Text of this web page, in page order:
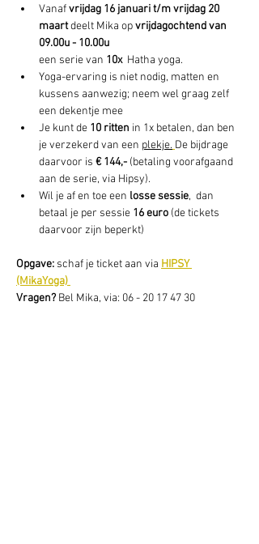
Vanaf vrijdag 16 januari t/m vrijdag 20
maart deelt Mika op vrijdagochtend van
09.00u - 10.00u
een serie van 10x Hatha yoga.
Yoga-ervaring is niet nodig, matten en
kussens aanwezig; neem wel graag zelf
een dekentje mee
Je kunt de 10 ritten in 1x betalen, dan ben
je verzekerd van een plekje. De bijdrage
daarvoor is € 144,- (betaling voorafgaand
aan de serie, via Hipsy).
Wil je af en toe een losse sessie,  dan
betaal je per sessie 16 euro (de tickets
daarvoor zijn beperkt)
Opgave: schaf je ticket aan via HIPSY
(MikaYoga)
Vragen? Bel Mika, via: 06 - 20 17 47 30